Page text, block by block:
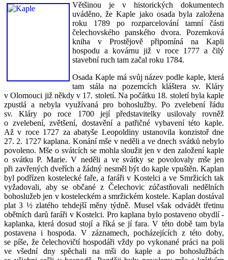
Většinou je v historických dokumentech
uváděno, že Kaple jako osada byla založena
roku 1789 po rozparcelování tamní části
čelechovského panského dvora. Pozemková
kniha v Prostějově připomíná na Kapli
hospodu a kovárnu již v roce 1777 a čilý
stavební ruch tam začal roku 1784.
Osada Kaple má svůj název podle kaple, která
tam stála na pozemcích kláštera sv. Kláry
v Olomouci již někdy v 17. století. Na počátku 18. století byla kaple
zpustlá a nebyla využívaná pro bohoslužby. Po zvelebení řádu
sv. Kláry po roce 1700 její představitelky usilovaly rovněž
o zvelebení, zvětšení, dostavění a patřičné vybavení této kaple.
Až v roce 1727 za abatyše Leopoldiny ustanovila konzistoř dne
27. 2. 1727 kaplana. Konání mše v neděli a ve dnech svátků nebylo
povoleno. Mše o svátcích se mohla sloužit jen v den založení kaple
o svátku P. Marie. V neděli a ve svátky se povolovaly mše jen
při zavřených dveřích a žádný nesměl být do kaple vpuštěn. Kaplan
byl podřízen kostelecké faře, a faráři v Kostelci a ve Smržicích tak
vyžadovali, aby se občané z Čelechovic zúčastňovali nedělních
bohoslužeb jen v kosteleckém a smržickém kostele. Kaplan dostával
plat 3 ½ zlatého tehdejší měny týdně. Musel však odvádět třetinu
obětních darů faráři v Kostelci. Pro kaplana bylo postaveno obydlí -
kaplanka, která dosud stojí a říká se jí fara. V této době tam byla
postavena i hospoda. V záznamech, pocházejících z této doby,
se píše, že čelechovičtí hospodáři vždy po vykonané práci na poli
ve všední dny spěchali na mši do kaple a po bohoslužbách